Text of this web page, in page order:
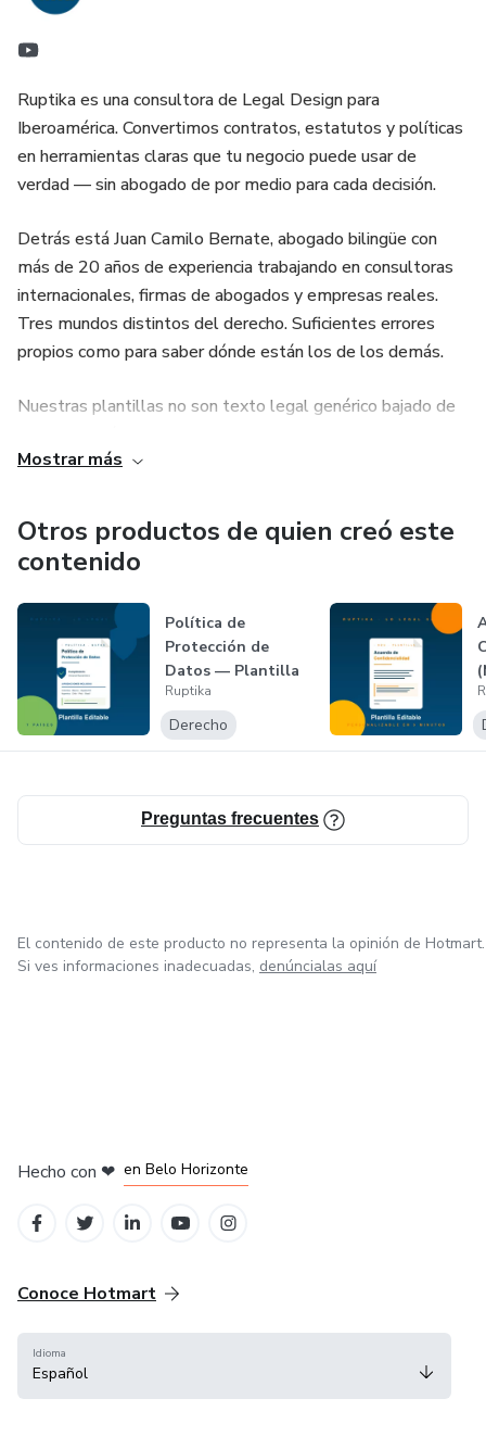
4. Decide qué cláusulas opcionales incluir
5. Revisa el checklist y firma con todos los socios
Convierte la conversación más importante con tus socios
en un documento que evita los pleitos de mañana.
Lo Legal Sin Vueltas.
Ruptika es una consultora de Legal Design para
Iberoamérica. Convertimos contratos, estatutos y políticas
en herramientas claras que tu negocio puede usar de
verdad — sin abogado de por medio para cada decisión.
Detrás está Juan Camilo Bernate, abogado bilingüe con
más de 20 años de experiencia trabajando en consultoras
internacionales, firmas de abogados y empresas reales.
Tres mundos distintos del derecho. Suficientes errores
propios como para saber dónde están los de los demás.
Nuestras plantillas no son texto legal genérico bajado de
firmarse en minutos. Adaptables a cualquier país de
Lo legal no es un obstáculo. Es tu ventaja. Lo Legal Sin
Vueltas.
Mostrar más
Otros productos de quien creó este
contenido
Política de
Protección de
Datos — Plantilla
Editable Ruptika
Ruptika
Derecho
Preguntas frecuentes
El contenido de este producto no representa la opinión de Hotmart.
Si ves informaciones inadecuadas, denúncialas aquí
Hecho con ❤ en Belo Horizonte
Conoce Hotmart
Idioma
Español